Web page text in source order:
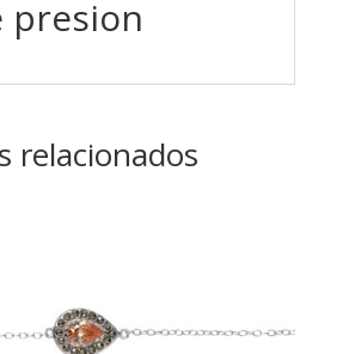
presion
relacionados